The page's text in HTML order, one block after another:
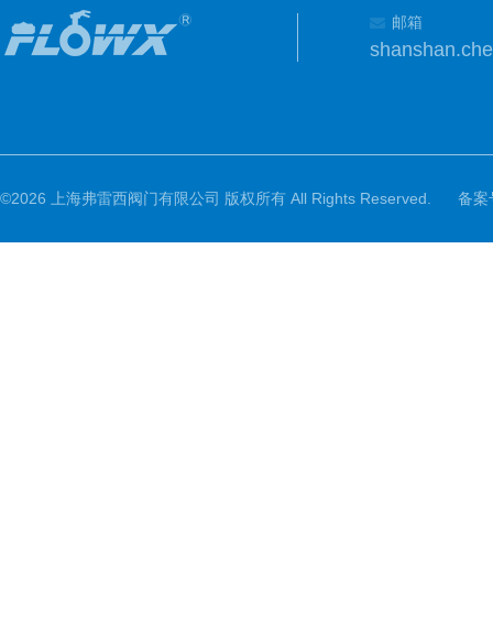
邮箱
©2026 上海弗雷西阀门有限公司 版权所有 All Rights Reserved. 备案